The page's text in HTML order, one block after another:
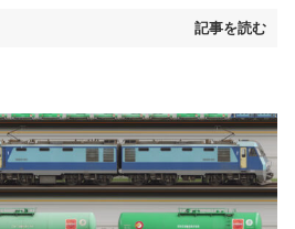
記事を読む